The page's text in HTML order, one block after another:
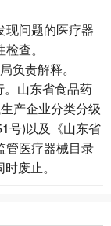
现问题的医疗器
查。
负责解释。
山东省食品药
产企业分类分级
号)以及《山东省
管医疗器械目录
废止。